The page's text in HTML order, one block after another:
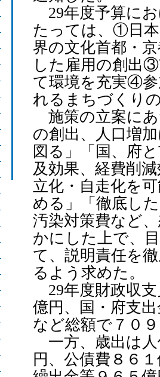
29年度予算に
たっては、①日
界の文化首都・
した雇用の創出
て環境を充実④
れるまちづくり
施策の立案にあ
の創出、人口増
図る」「国、府
及効果、経費削
立化・自走化を
める」「徹底し
汚染対策費など
かにした上で、
て、説明責任を
るよう求めた。
29年度財政収
億円、国・府支
など総額で７０
一方、歳出は人
円、公債費８６